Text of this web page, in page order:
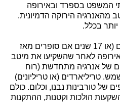
המשפט בספרד ובאירופה
מהאנרגיה הירוקה הדמיונית.
בכלל.
אחרי מאמץ ארוך של כ 13 שנים (או 17 שנים אם סופרים מאז
לאחר שהשקיעו את מיטב
של אנרגיה מתחדשת (רוח
8% לרוח ואולי כ 4% לשמש. טריליארדים (או טריליונים)
של טורבינות נבנו, וכלום. כולם
הולכות וקטנות, ההתקנות